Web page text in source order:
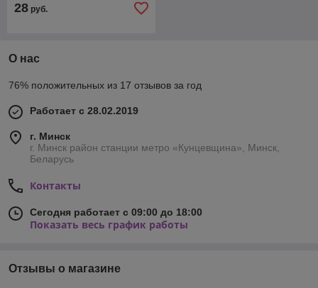
28 руб.
О нас
76% положительных из 17 отзывов за год
Работает с 28.02.2019
г. Минск
г. Минск район станции метро «Кунцевщина», Минск,
Беларусь
Контакты
Сегодня работает с 09:00 до 18:00
Показать весь график работы
Отзывы о магазине